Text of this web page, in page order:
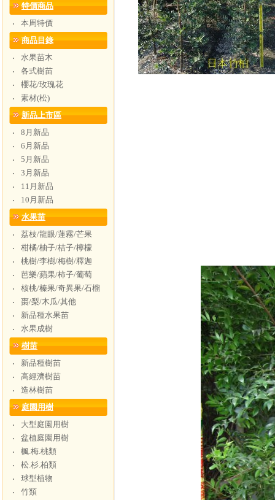
特價商品
‧
本周特價
商品目錄
‧
水果苗木
‧
各式樹苗
‧
櫻花/玫瑰花
‧
素材(松)
新品上市區
‧
8月新品
‧
6月新品
‧
5月新品
‧
3月新品
‧
11月新品
‧
10月新品
水果苗
‧
荔枝/龍眼/蓮霧/芒果
‧
柑橘/柚子/桔子/檸檬
‧
桃樹/李樹/梅樹/釋迦
‧
芭樂/蘋果/柿子/葡萄
‧
核桃/榛果/奇異果/石榴
‧
棗/梨/木瓜/其他
‧
新品種水果苗
‧
水果成樹
樹苗
‧
新品種樹苗
‧
高經濟樹苗
‧
造林樹苗
庭園用樹
‧
大型庭園用樹
‧
盆植庭園用樹
‧
楓.梅.桃類
‧
松.杉.柏類
‧
球型植物
‧
竹類